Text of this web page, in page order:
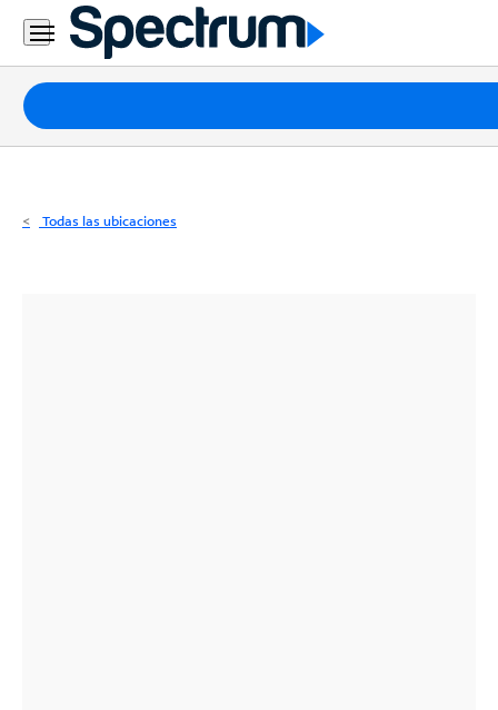
Residencial
Business
Paquetes
Internet
Todas las ubicaciones